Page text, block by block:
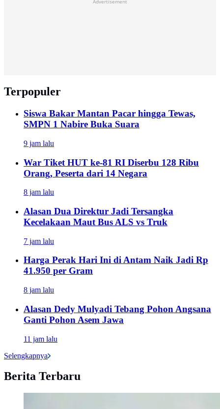
Advertisement
Terpopuler
Siswa Bakar Mantan Pacar hingga Tewas,
SMPN 1 Nabire Buka Suara
9 jam lalu
War Tiket HUT ke-81 RI Diserbu 128 Ribu
Orang, Peserta dari 14 Negara
8 jam lalu
Alasan Dua Direktur Jadi Tersangka
Kecelakaan Maut Bus ALS vs Truk
7 jam lalu
Harga Perak Hari Ini di Antam Naik Jadi Rp
41.950 per Gram
8 jam lalu
Alasan Dedy Mulyadi Tebang Pohon Angsana
Ganti Pohon Asem Jawa
11 jam lalu
Selengkapnya
Berita Terbaru